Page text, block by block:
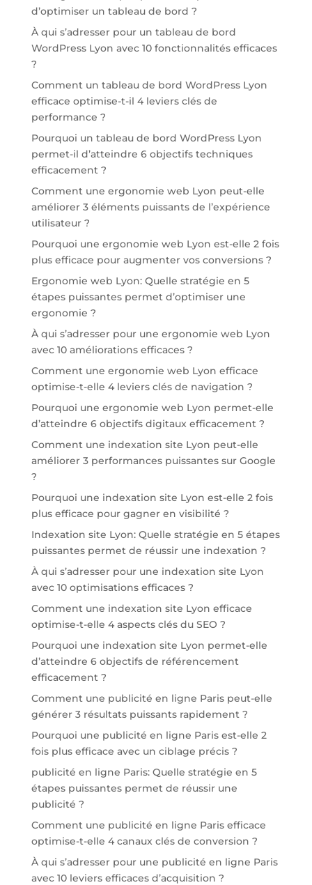
d’optimiser un tableau de bord ?
À qui s’adresser pour un tableau de bord
WordPress Lyon avec 10 fonctionnalités efficaces
?
Comment un tableau de bord WordPress Lyon
efficace optimise-t-il 4 leviers clés de
performance ?
Pourquoi un tableau de bord WordPress Lyon
permet-il d’atteindre 6 objectifs techniques
efficacement ?
Comment une ergonomie web Lyon peut-elle
améliorer 3 éléments puissants de l’expérience
utilisateur ?
Pourquoi une ergonomie web Lyon est-elle 2 fois
plus efficace pour augmenter vos conversions ?
Ergonomie web Lyon: Quelle stratégie en 5
étapes puissantes permet d’optimiser une
ergonomie ?
À qui s’adresser pour une ergonomie web Lyon
avec 10 améliorations efficaces ?
Comment une ergonomie web Lyon efficace
optimise-t-elle 4 leviers clés de navigation ?
Pourquoi une ergonomie web Lyon permet-elle
d’atteindre 6 objectifs digitaux efficacement ?
Comment une indexation site Lyon peut-elle
améliorer 3 performances puissantes sur Google
?
Pourquoi une indexation site Lyon est-elle 2 fois
plus efficace pour gagner en visibilité ?
Indexation site Lyon: Quelle stratégie en 5 étapes
puissantes permet de réussir une indexation ?
À qui s’adresser pour une indexation site Lyon
avec 10 optimisations efficaces ?
Comment une indexation site Lyon efficace
optimise-t-elle 4 aspects clés du SEO ?
Pourquoi une indexation site Lyon permet-elle
d’atteindre 6 objectifs de référencement
efficacement ?
Comment une publicité en ligne Paris peut-elle
générer 3 résultats puissants rapidement ?
Pourquoi une publicité en ligne Paris est-elle 2
fois plus efficace avec un ciblage précis ?
publicité en ligne Paris: Quelle stratégie en 5
étapes puissantes permet de réussir une
publicité ?
Comment une publicité en ligne Paris efficace
optimise-t-elle 4 canaux clés de conversion ?
À qui s’adresser pour une publicité en ligne Paris
avec 10 leviers efficaces d’acquisition ?